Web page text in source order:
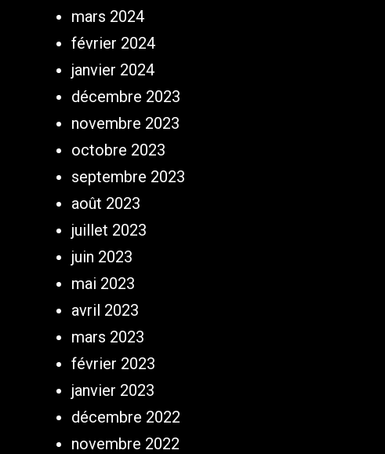
mars 2024
février 2024
janvier 2024
décembre 2023
novembre 2023
octobre 2023
septembre 2023
août 2023
juillet 2023
juin 2023
mai 2023
avril 2023
mars 2023
février 2023
janvier 2023
décembre 2022
novembre 2022